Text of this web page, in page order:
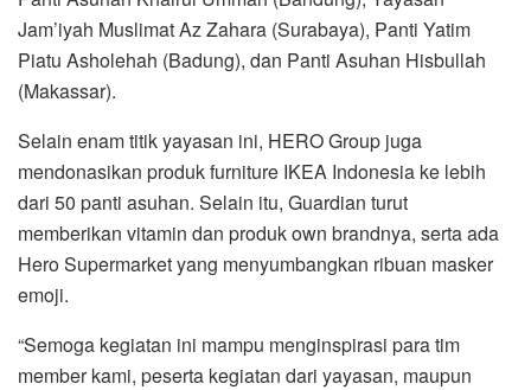
Jam’iyah Muslimat Az Zahara (Surabaya), Panti Yatim
Piatu Asholehah (Badung), dan Panti Asuhan Hisbullah
(Makassar).
Selain enam titik yayasan ini, HERO Group juga
mendonasikan produk furniture IKEA Indonesia ke lebih
dari 50 panti asuhan. Selain itu, Guardian turut
memberikan vitamin dan produk own brandnya, serta ada
Hero Supermarket yang menyumbangkan ribuan masker
emoji.
“Semoga kegiatan ini mampu menginspirasi para tim
member kami, peserta kegiatan dari yayasan, maupun